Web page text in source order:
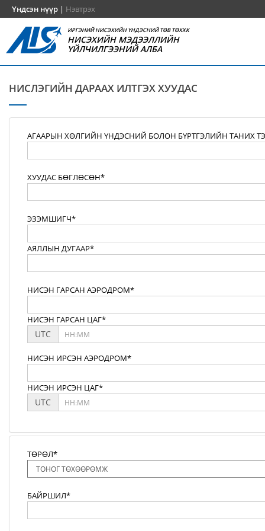
Үндсэн нүүр | Нэвтрэх
ИРГЭНИЙ НИСЭХИЙН ҮНДЭСНИЙ ТӨВ ТӨХХК
НИСЭХИЙН МЭДЭЭЛЛИЙН
ҮЙЛЧИЛГЭЭНИЙ АЛБА
НИСЛЭГИЙН ДАРААХ ИЛТГЭХ ХУУДАС
АГААРЫН ХӨЛГИЙН ҮНДЭСНИЙ БОЛОН БҮРТГЭЛИЙН ТАНИХ
ХУУДАС БӨГЛӨСӨН*
ЭЗЭМШИГЧ*
АЯЛЛЫН ДУГААР*
НИСЭН ГАРСАН АЭРОДРОМ*
НИСЭН ГАРСАН ЦАГ*
UTC
НИСЭН ИРСЭН АЭРОДРОМ*
НИСЭН ИРСЭН ЦАГ*
UTC
ТӨРӨЛ*
БАЙРШИЛ*